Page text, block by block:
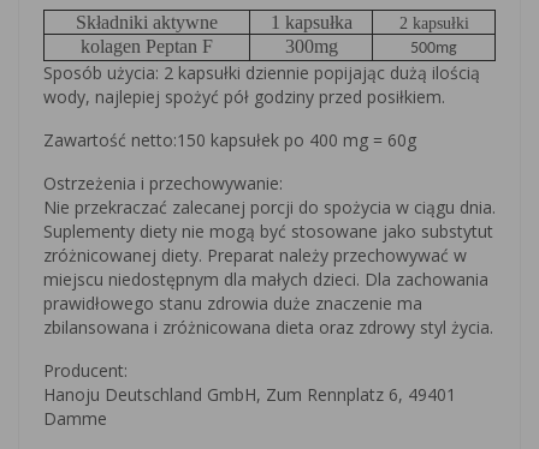
Składniki aktywne 1 kapsułka 2 kapsułki
kolagen Peptan F 300mg 500mg
Sposób użycia: 2 kapsułki dziennie popijając dużą ilością
wody, najlepiej spożyć pół godziny przed posiłkiem.
Zawartość netto:150 kapsułek po 400 mg = 60g
Ostrzeżenia i przechowywanie:
Nie przekraczać zalecanej porcji do spożycia w ciągu dnia.
Suplementy diety nie mogą być stosowane jako substytut
zróżnicowanej diety. Preparat należy przechowywać w
miejscu niedostępnym dla małych dzieci. Dla zachowania
prawidłowego stanu zdrowia duże znaczenie ma
zbilansowana i zróżnicowana dieta oraz zdrowy styl życia.
Producent:
Hanoju Deutschland GmbH, Zum Rennplatz 6, 49401
Damme